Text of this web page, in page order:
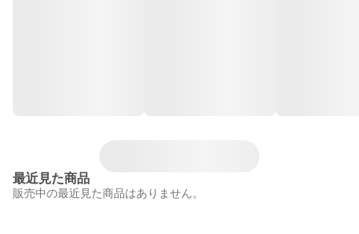
最近見た商品
販売中の最近見た商品はありません。